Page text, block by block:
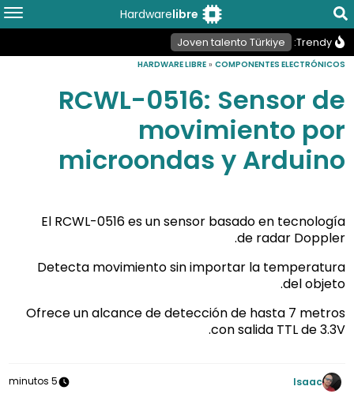
Hardwarelibre
Trendy:
Joven talento Türkiye
HARDWARE LIBRE» COMPONENTES ELECTRÓNICOS
RCWL-0516: Sensor de
movimiento por
microondas y Arduino
El RCWL-0516 es un sensor basado en tecnología
de radar Doppler.
Detecta movimiento sin importar la temperatura
del objeto.
Ofrece un alcance de detección de hasta 7 metros
con salida TTL de 3.3V.
Isaac
5 minutos